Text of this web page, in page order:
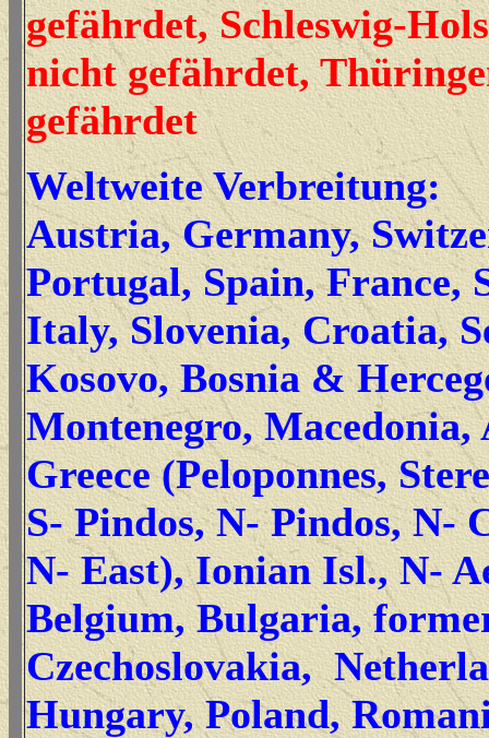
gefährdet, Schleswig-
nicht gefährdet,
gefährdet
Weltweite Verbreitung:
Austria, Germany,
Portugal, Spain, France,
Italy, Slovenia, Croatia,
Kosovo, Bosnia &
Montenegro, Macedonia,
Greece (Peloponnes,
S- Pindos, N- Pindos, N-
N- East), Ionian Isl., N-
Belgium, Bulgaria,
Czechoslovakia,
Hungary, Poland,